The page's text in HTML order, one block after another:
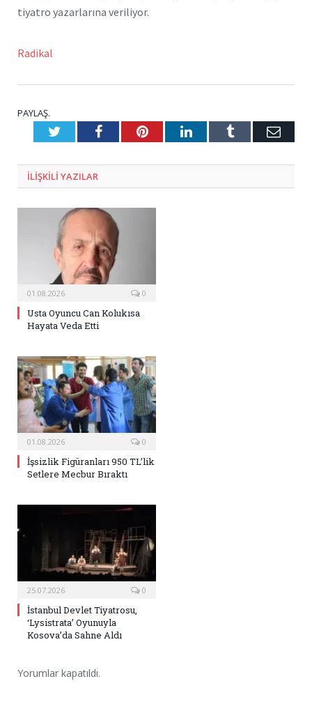
tiyatro yazarlarına veriliyor.
Radikal
PAYLAŞ.
TwitterFacebookPinterestLinkedInTumblr E-
ILIŞKILI YAZILAR
01.08.2026 0
Usta Oyuncu Can Kolukısa
Hayata Veda Etti
01.08.2026 0
İşsizlik Figüranları 950 TL’lik
Setlere Mecbur Bıraktı
25.07.2026 0
İstanbul Devlet Tiyatrosu,
‘Lysistrata’ Oyunuyla
Kosova’da Sahne Aldı
Yorumlar kapatıldı.